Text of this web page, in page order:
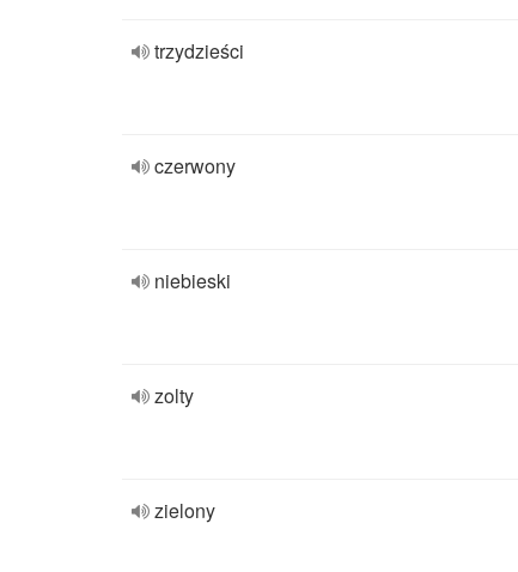
trzydzieści
czerwony
niebieski
zolty
zielony